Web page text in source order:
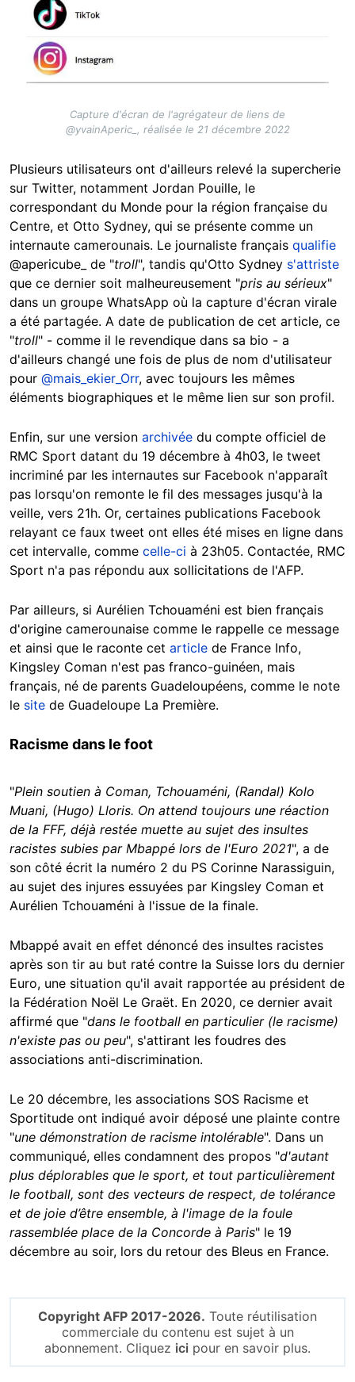
Capture d'écran de l'agrégateur de liens de
@yvainAperic_, réalisée le 21 décembre 2022
Plusieurs utilisateurs ont d'ailleurs relevé la supercherie
sur Twitter, notamment Jordan Pouille, le
correspondant du Monde pour la région française du
Centre, et Otto Sydney, qui se présente comme un
internaute camerounais. Le journaliste français qualifie
@apericube_ de "troll", tandis qu'Otto Sydney s'attriste
que ce dernier soit malheureusement "pris au sérieux"
dans un groupe WhatsApp où la capture d'écran virale
a été partagée. A date de publication de cet article, ce
"troll" - comme il le revendique dans sa bio - a
d'ailleurs changé une fois de plus de nom d'utilisateur
pour @mais_ekier_Orr, avec toujours les mêmes
éléments biographiques et le même lien sur son profil.
Enfin, sur une version archivée du compte officiel de
RMC Sport datant du 19 décembre à 4h03, le tweet
incriminé par les internautes sur Facebook n'apparaît
pas lorsqu'on remonte le fil des messages jusqu'à la
veille, vers 21h. Or, certaines publications Facebook
relayant ce faux tweet ont elles été mises en ligne dans
cet intervalle, comme celle-ci à 23h05. Contactée, RMC
Sport n'a pas répondu aux sollicitations de l'AFP.
Par ailleurs, si Aurélien Tchouaméni est bien français
d'origine camerounaise comme le rappelle ce message
et ainsi que le raconte cet article de France Info,
Kingsley Coman n'est pas franco-guinéen, mais
français, né de parents Guadeloupéens, comme le note
le site de Guadeloupe La Première.
Racisme dans le foot
"Plein soutien à Coman, Tchouaméni, (Randal) Kolo
Muani, (Hugo) Lloris. On attend toujours une réaction
de la FFF, déjà restée muette au sujet des insultes
racistes subies par Mbappé lors de l'Euro 2021", a de
son côté écrit la numéro 2 du PS Corinne Narassiguin,
au sujet des injures essuyées par Kingsley Coman et
Aurélien Tchouaméni à l'issue de la finale.
Mbappé avait en effet dénoncé des insultes racistes
après son tir au but raté contre la Suisse lors du dernier
Euro, une situation qu'il avait rapportée au président de
la Fédération Noël Le Graët. En 2020, ce dernier avait
affirmé que "dans le football en particulier (le racisme)
n'existe pas ou peu", s'attirant les foudres des
associations anti-discrimination.
Le 20 décembre, les associations SOS Racisme et
Sportitude ont indiqué avoir déposé une plainte contre
"une démonstration de racisme intolérable". Dans un
communiqué, elles condamnent des propos "d'autant
plus déplorables que le sport, et tout particulièrement
le football, sont des vecteurs de respect, de tolérance
et de joie d’être ensemble, à l'image de la foule
rassemblée place de la Concorde à Paris" le 19
décembre au soir, lors du retour des Bleus en France.
Copyright AFP 2017-2026. Toute réutilisation
commerciale du contenu est sujet à un
abonnement. Cliquez ici pour en savoir plus.